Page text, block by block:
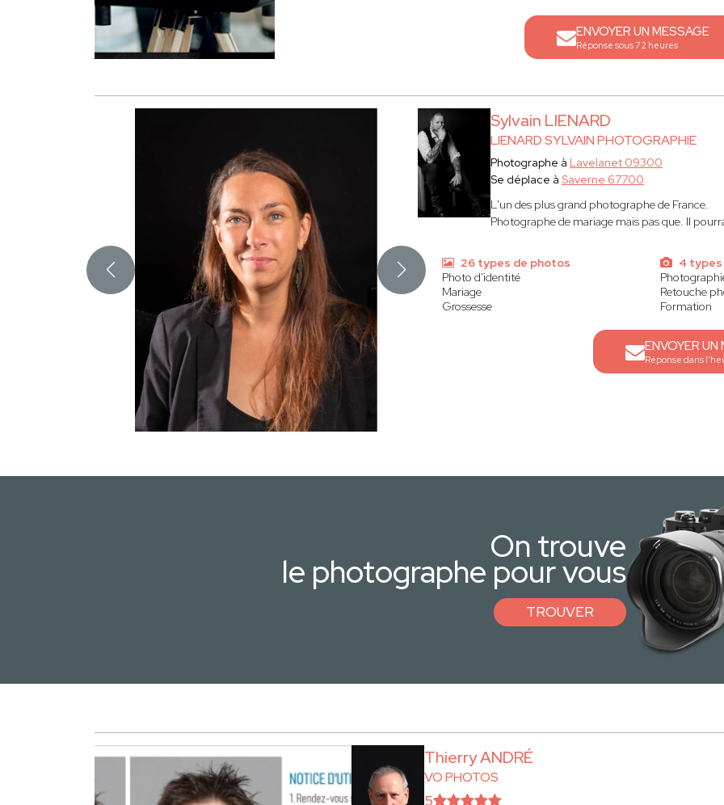
ENVOYER UN MESSAGE
Réponse sous 72 heures
Sylvain LIENARD
LIENARD SYLVAIN PHOTOGRAPHIE
Photographe à Lavelanet 09300
Se déplace à Saverne 67700
L'un des plus grand photographe de France.
Photographe de mariage mais pas que. Il
26 types de photos
Photo d'identité
Mariage
Grossesse
4
Retouche
Formation
ENVOYER UN
Réponse dans
On trouve
le photographe pour vous
TROUVER
Thierry ANDRÉ
VO PHOTOS
5